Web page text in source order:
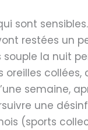
sont
restées un
la nuit
collées,
semaine,
une
(sports